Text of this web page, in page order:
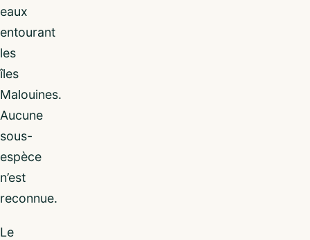
eaux
entourant
les
îles
Malouines.
Aucune
sous-
espèce
n’est
reconnue.
Le